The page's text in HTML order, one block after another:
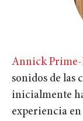
Annick
sonidos de las
inicialmente
experiencia en